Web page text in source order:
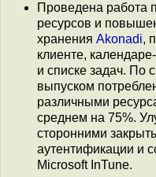
Проведена работа
ресурсов и
хранения Akonadi,
клиенте,
и списке задач.
выпуском
различными
среднем на 75%.
сторонними
аутентификации и
Microsoft InTune.